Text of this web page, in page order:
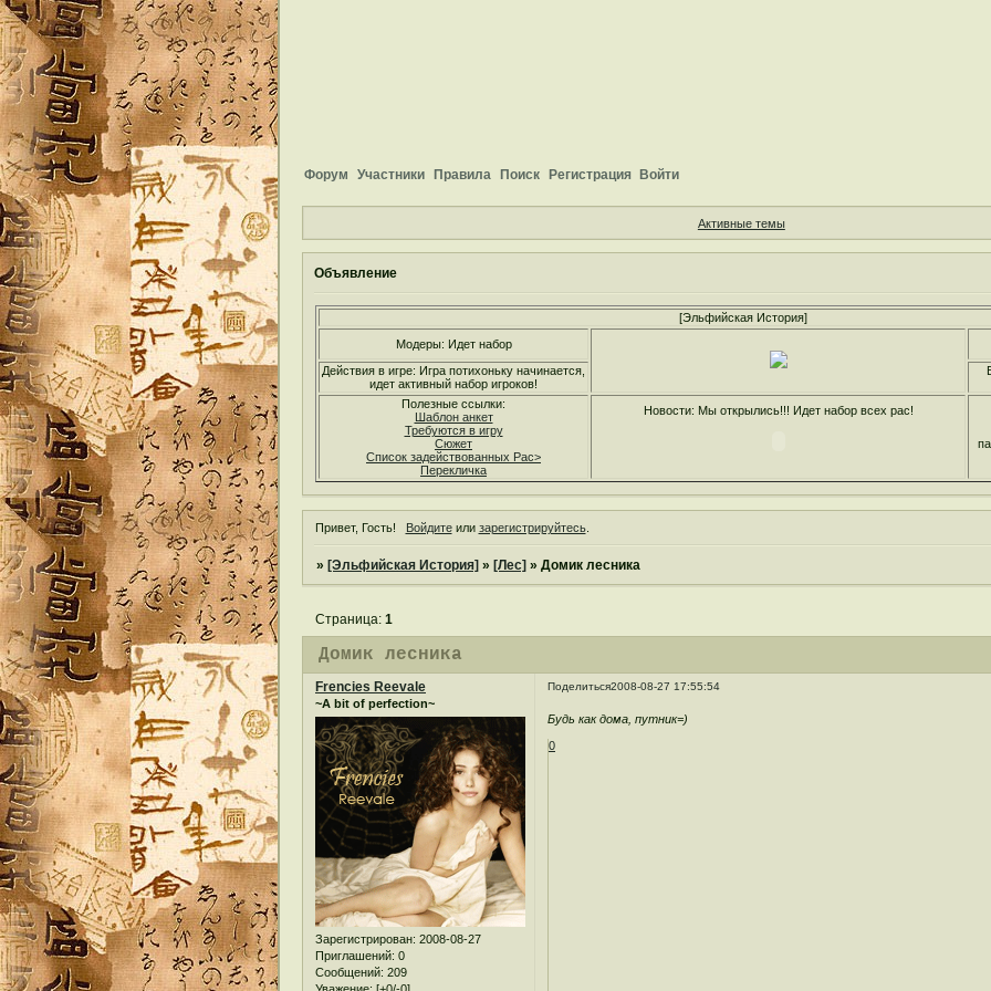
Форум Участники Правила Поиск Регистрация Войти
Активные темы
Объявление
[Эльфийская История]
Модеры: Идет набор
Действия в игре: Игра потихоньку начинается,
идет активный набор игроков!
Полезные ссылки:
Шаблон анкет
Требуются в игру
Сюжет
Список задействованных Рас>
Перекличка
Новости: Мы открылись!!! Идет набор всех рас!
Привет, Гость! Войдитеили зарегистрируйтесь.
»[Эльфийская История] »[Лес] »Домик лесника
Домик лесника
Страница:1
Поделиться2008-08-27 17:55:54
Frencies Reevale
~A bit of perfection~
Зарегистрирован: 2008-08-27
Приглашений: 0
Сообщений: 209
Будь как дома, путник=)
0